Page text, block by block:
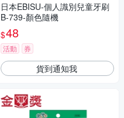
日本EBISU-個人識別兒童牙刷
B-739-顏色隨機
$48
活動 券
貨到通知我